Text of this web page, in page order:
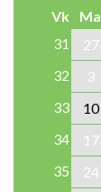
Vk Ma
31
27
32
3
33
10
34
17
35
24